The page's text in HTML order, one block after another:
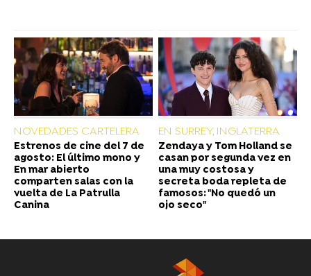
NOVEDADES CARTELERA
Estrenos de cine del 7 de
agosto: El último mono y
En mar abierto
comparten salas con la
vuelta de La Patrulla
Canina
EN SURREY, INGLATERRA
Zendaya y Tom Holland se
casan por segunda vez en
una muy costosa y
secreta boda repleta de
famosos: "No quedó un
ojo seco"